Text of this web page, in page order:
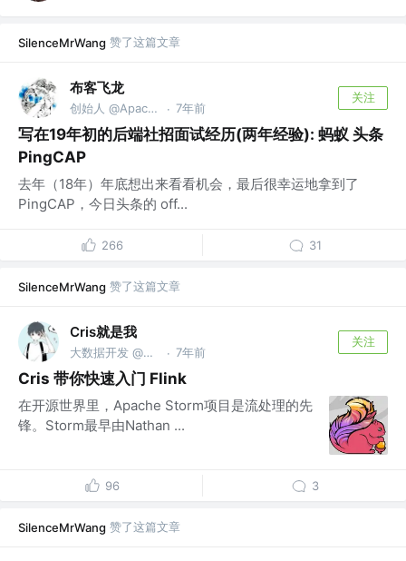
SilenceMrWang 赞了这篇文章
布客飞龙
创始人 @ApacheCN · 7年前
关注
写在19年初的后端社招面试经历(两年经验): 蚂蚁 头条
PingCAP
去年（18年）年底想出来看看机会，最后很幸运地拿到了
PingCAP，今日头条的 off...
266 31
SilenceMrWang 赞了这篇文章
Cris就是我
大数据开发 @科大讯飞 · 7年前
关注
Cris 带你快速入门 Flink
在开源世界里，Apache Storm项目是流处理的先
锋。Storm最早由Nathan ...
96 3
SilenceMrWang 赞了这篇文章